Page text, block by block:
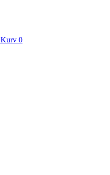
Kurv 0